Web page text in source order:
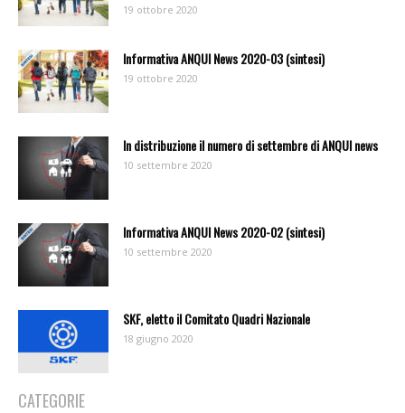
19 ottobre 2020
Informativa ANQUI News 2020-03 (sintesi)
19 ottobre 2020
In distribuzione il numero di settembre di ANQUI news
10 settembre 2020
Informativa ANQUI News 2020-02 (sintesi)
10 settembre 2020
SKF, eletto il Comitato Quadri Nazionale
18 giugno 2020
CATEGORIE